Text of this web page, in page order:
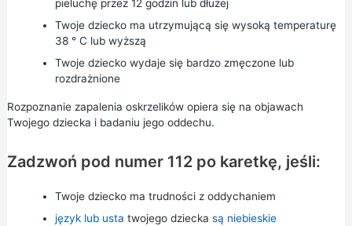
pieluchę przez 12 godzin lub dłużej
Twoje dziecko ma utrzymującą się wysoką temperaturę
38 ° C lub wyższą
Twoje dziecko wydaje się bardzo zmęczone lub
rozdrażnione
Rozpoznanie zapalenia oskrzelików opiera się na objawach
Twojego dziecka i badaniu jego oddechu.
Zadzwoń pod numer 112 po karetkę, jeśli:
Twoje dziecko ma trudności z oddychaniem
język lub usta twojego dziecka są niebieskie